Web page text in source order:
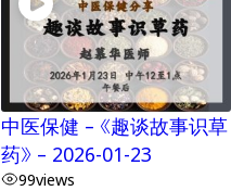
中医保健 – 《趣谈故事识草
药》 – 2026-01-23
99views